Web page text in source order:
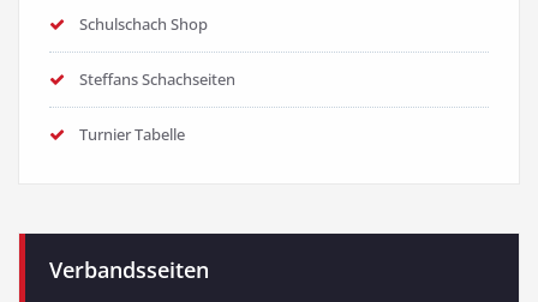
Schulschach Shop
Steffans Schachseiten
Turnier Tabelle
Verbandsseiten